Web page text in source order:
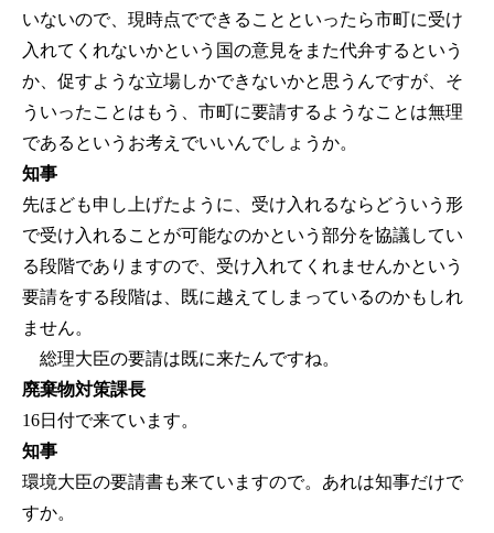
いないので、現時点でできることといったら市町に受け
入れてくれないかという国の意見をまた代弁するという
か、促すような立場しかできないかと思うんですが、そ
ういったことはもう、市町に要請するようなことは無理
であるというお考えでいいんでしょうか。
知事
先ほども申し上げたように、受け入れるならどういう形
で受け入れることが可能なのかという部分を協議してい
る段階でありますので、受け入れてくれませんかという
要請をする段階は、既に越えてしまっているのかもしれ
ません。
総理大臣の要請は既に来たんですね。
廃棄物対策課長
16日付で来ています。
知事
環境大臣の要請書も来ていますので。あれは知事だけで
すか。